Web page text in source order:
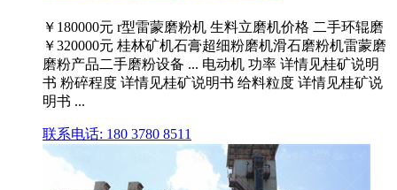
￥180000元 r型雷蒙磨粉机 生料立磨机价格 二手环辊磨
￥320000元 桂林矿机石膏超细粉磨机滑石磨粉机雷蒙磨
磨粉产品二手磨粉设备 ... 电动机 功率 详情见桂矿说明
书 粉碎程度 详情见桂矿说明书 给料粒度 详情见桂矿说
明书 ...
联系电话: 180 3780 8511